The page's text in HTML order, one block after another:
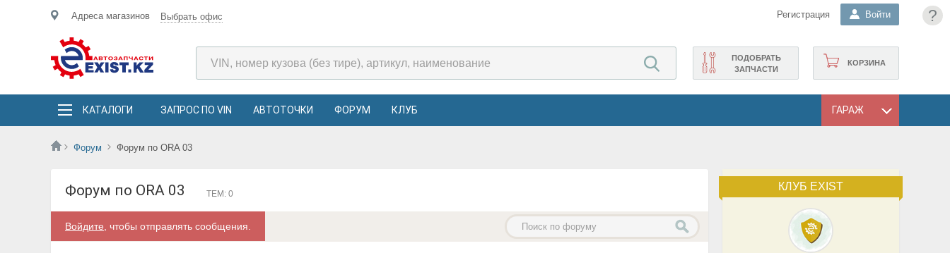
?
Адреса магазинов Выбрать офис Регистрация Войти
КОРЗИНА
ПОДОБРАТЬ
ЗАПЧАСТИ
КАТАЛОГИ ЗАПРОС ПО VIN АВТОТОЧКИ ФОРУМ КЛУБ ГАРАЖ
Форум Форум по ORA 03
КЛУБ EXIST
Форум по ORA 03 ТЕМ: 0
Войдите , чтобы отправлять сообщения.